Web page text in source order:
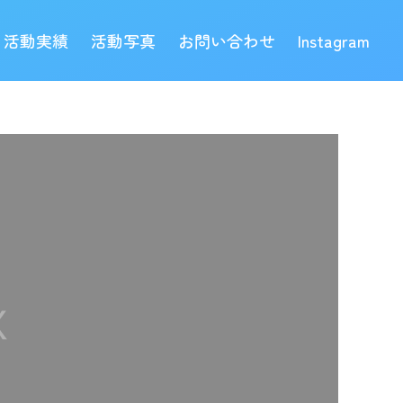
活動実績 活動写真 お問い合わせ Instagram